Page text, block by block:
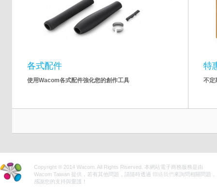
各式配件
使用Wacom各式配件強化您的創作工具
特
不定
Copyright ® 2014 Wacom. All Rights Riserved. 本網站電子商務服務是由
Wacom Taiwan 提供，若有其他問題，請隨時透過
聯絡我們 來詢問相關問題，
感謝您的支持與愛護！